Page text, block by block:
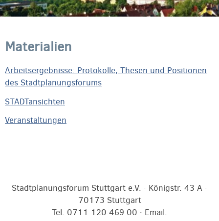
Materialien
Arbeitsergebnisse: Protokolle, Thesen und Positionen
des Stadtplanungsforums
STADTansichten
Veranstaltungen
Stadtplanungsforum Stuttgart e.V. · Königstr. 43 A ·
70173 Stuttgart
Tel: 0711 120 469 00 · Email: